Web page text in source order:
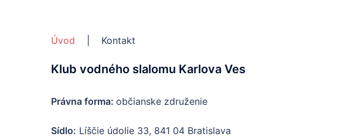
Úvod | Kontakt
Klub vodného slalomu Karlova Ves
Právna forma: občianske združenie
Sídlo: Líščie údolie 33, 841 04 Bratislava